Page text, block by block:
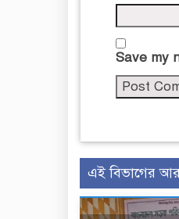
Save my
এই বিভাগের